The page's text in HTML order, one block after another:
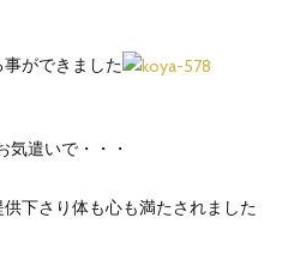
ができました
気遣いで・・・
下さり体も心も満たされました